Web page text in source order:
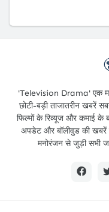
'Television Drama' एक
छोटी-बड़ी ताजातरीन खबरें
फिल्मों के रिव्यूज और कमाई के
अपडेट और बॉलीवुड की खबरें
मनोरंजन से जुड़ी सभी